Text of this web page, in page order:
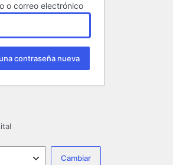
o correo electrónico